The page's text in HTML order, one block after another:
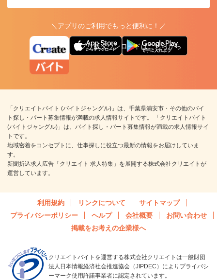
＼アプリのご利用でもっと便利に！／
アプリ版ダウンロードはこちらから
「クリエイトバイト (バイトジャングル)」は、千葉県浦安市・その他のバイ
ト探し・パート募集情報が満載の求人情報サイトです。 「クリエイトバイト
(バイトジャングル)」は、バイト探し・パート募集情報が満載の求人情報サイ
トです。
地域密着をコンセプトに、仕事探しに役立つ最新の情報をお届けしていま
す。
新聞折込求人広告「クリエイト 求人特集」を展開する株式会社クリエイトが
運営しています。
利用規約 リンクについて
サイトマップ
プライバシーポリシー
ヘルプ 会社概要
お問い合わせ
掲載をお考えの企業様へ
クリエイトバイトを運営する株式会社クリエイトは一般財団
法人日本情報経済社会推進協会（JIPDEC）によりプライバシ
ーマーク使用許諾事業者に認定されています。